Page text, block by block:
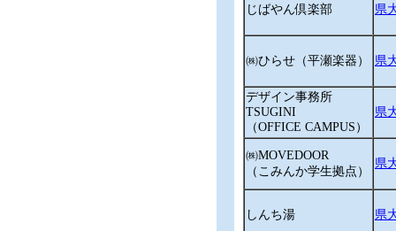
じばやん倶楽部 県
㈱ひらせ（平瀬楽器） 県
デザイン事務所
TSUGINI
（OFFICE CAMPUS）
県
㈱MOVEDOOR
（こみんか学生拠点）
県
しんち湯 県